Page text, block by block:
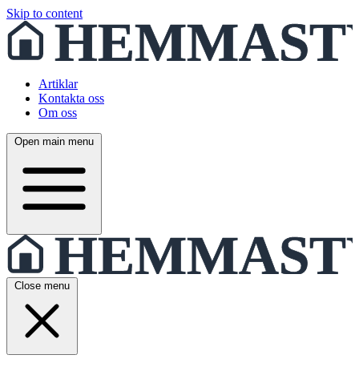
Skip to content
Artiklar
Kontakta oss
Om oss
Open main menu
Close menu